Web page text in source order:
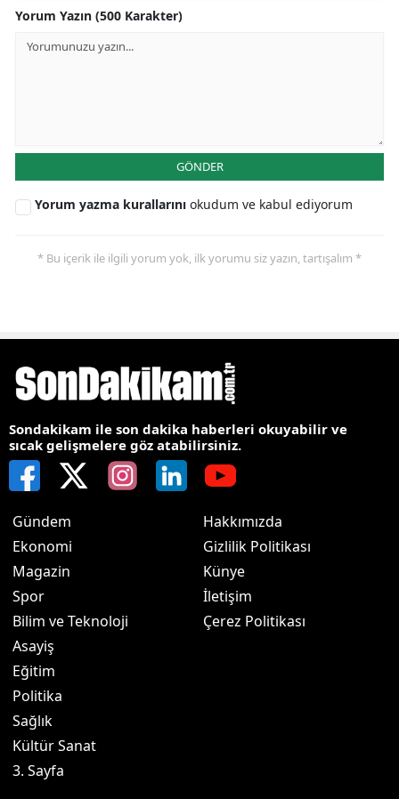
Yorum Yazın (500 Karakter)
GÖNDER
Yorum yazma kurallarını okudum ve kabul ediyorum
* Bu içerik ile ilgili yorum yok, ilk yorumu siz yazın, tartışalım *
Sondakikam ile son dakika haberleri okuyabilir ve
sıcak gelişmelere göz atabilirsiniz.
Gündem
Ekonomi
Magazin
Spor
Bilim ve Teknoloji
Asayiş
Eğitim
Politika
Sağlık
Kültür Sanat
3. Sayfa
Hakkımızda
Gizlilik Politikası
Künye
İletişim
Çerez Politikası